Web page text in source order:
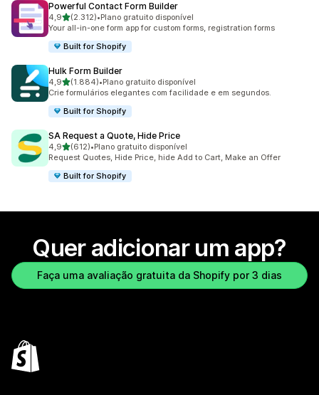
Powerful Contact Form Builder
4,9de 5 estrelas
(2.312)
2312 avaliações ao todo
•Plano gratuito disponível
Your all-in-one form app for custom forms, registration forms
Built for Shopify
Hulk Form Builder
4,9de 5 estrelas
(1.884)
1884 avaliações ao todo
•Plano gratuito disponível
Crie formulários elegantes com facilidade e em segundos.
Built for Shopify
SA Request a Quote, Hide Price
4,9de 5 estrelas
(612)
612 avaliações ao todo
•Plano gratuito disponível
Request Quotes, Hide Price, hide Add to Cart, Make an Offer
Built for Shopify
Quer adicionar um app?
Faça uma avaliação gratuita da Shopify por 3 dias